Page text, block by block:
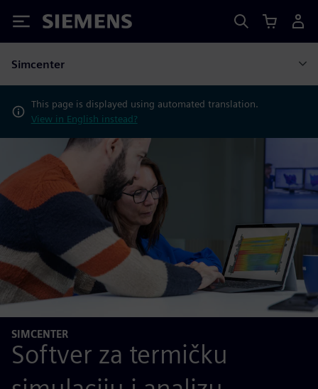
Siemens
Simcenter
This page is displayed using automated translation.
View in English instead?
SIMCENTER
Softver za termičku